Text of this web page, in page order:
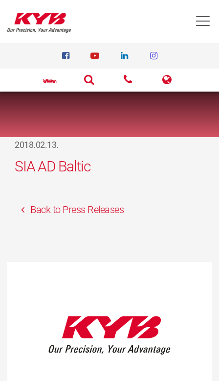
2018.02.13.
SIA AD Baltic
Back to Press Releases